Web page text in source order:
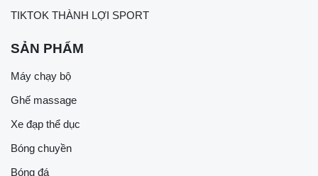
TIKTOK THÀNH LỢI SPORT
SẢN PHẨM
Máy chạy bộ
Ghế massage
Xe đạp thể dục
Bóng chuyền
Bóng đá